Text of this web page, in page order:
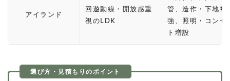
アイランド
回遊動線・開放感重
視のLDK
管、造作・下地補
強、照明・コンセ
ト増設